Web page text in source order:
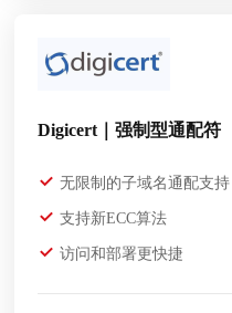
Digicert｜强制型通配符
无限制的子域名通配支持
支持新ECC算法
访问和部署更快捷